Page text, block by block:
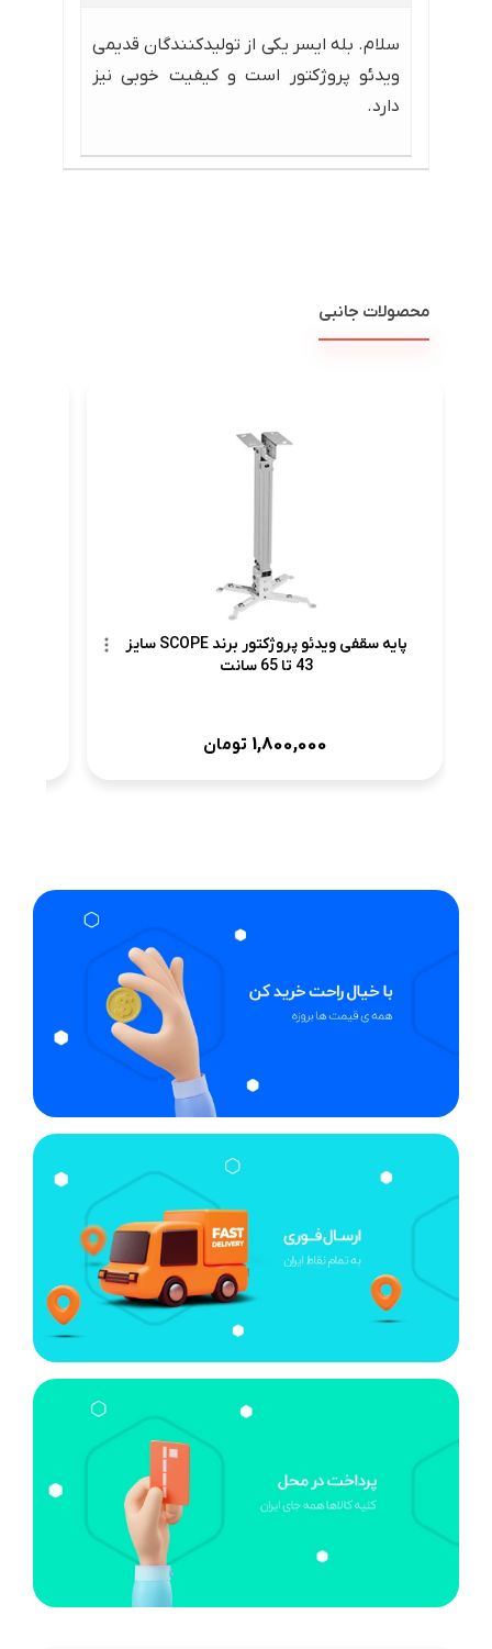
سلام. بله ایسر یکی از تولیدکنندگان قدیمی
ویدئو پروژکتور است و کیفیت خوبی نیز
دارد.
محصولات جانبی
پایه سقفی ویدئو پروژکتور برند SCOPE سایز
43 تا 65 سانت
1,800,000 تومان